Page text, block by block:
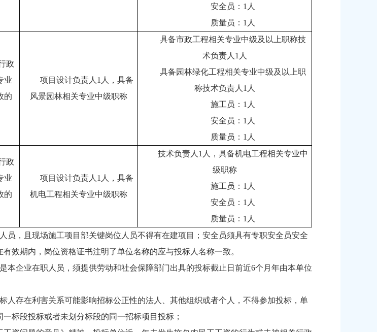
安全员：1人
质量员：1人
政
业
的
项目设计负责人1人，具备
风景园林相关专业中级职称
具备市政工程相关专业中级及以上职称技
术负责人1人
具备园林绿化工程相关专业中级及以上职
称技术负责人1人
施工员：1人
安全员：1人
质量员：1人
政
业
的
项目设计负责人1人，具备
机电工程相关专业中级职称
技术负责人1人，具备机电工程相关专业中
级职称
施工员：1人
安全员：1人
质量员：1人
员，且现场施工项目部关键岗位人员不得有在建项目；安全员须具有专职安全员安全
效期内，岗位资格证书注明了单位名称的应与投标人名称一致。
本企业在职人员，须提供劳动和社会保障部门出具的投标截止日前近6个月年由本单位
人存在利害关系可能影响招标公正性的法人、其他组织或者个人，不得参加投标，单
标段投标或者未划分标段的同一招标项目投标；